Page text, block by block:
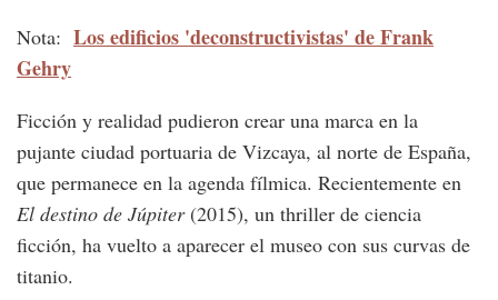
Nota: Los edificios 'deconstructivistas' de Frank
Gehry
Ficción y realidad pudieron crear una marca en la
pujante ciudad portuaria de Vizcaya, al norte de España,
que permanece en la agenda fílmica. Recientemente en
El destino de Júpiter(2015), un thriller de ciencia
ficción, ha vuelto a aparecer el museo con sus curvas de
titanio.